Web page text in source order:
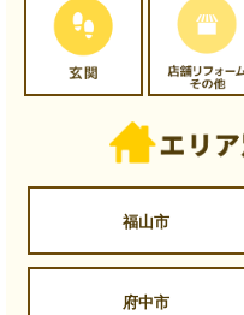
福山市
府中市